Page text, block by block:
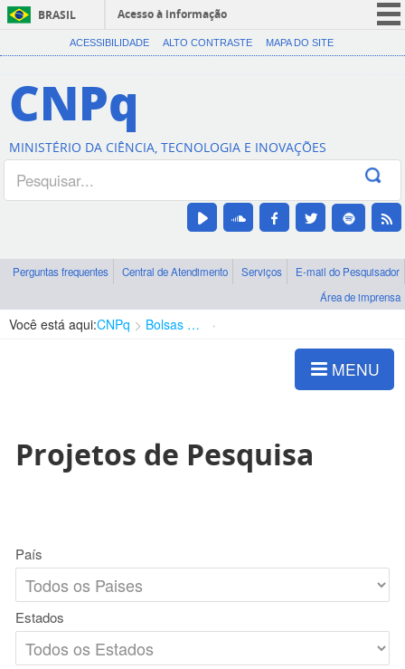
BRASIL
Acesso à informação
CORONAVÍRUS (COVID-19)
Canais
ACESSIBILIDADE ALTO CONTRASTE MAPA DO SITE
CNPq
MINISTÉRIO DA CIÊNCIA, TECNOLOGIA E INOVAÇÕES
Perguntas frequentes Central de Atendimento Serviços
E-mail do Pesquisador
Área de imprensa
Você está aqui:CNPq Bolsas e Auxílios Vigentes
MENU
Projetos de Pesquisa
País
Estados